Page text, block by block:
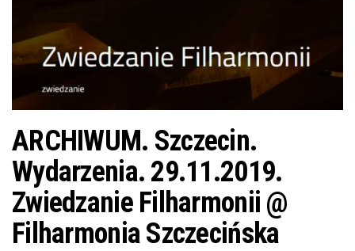
ARCHIWUM. Szczecin.
Wydarzenia. 29.11.2019.
Zwiedzanie Filharmonii @
Filharmonia Szczecińska